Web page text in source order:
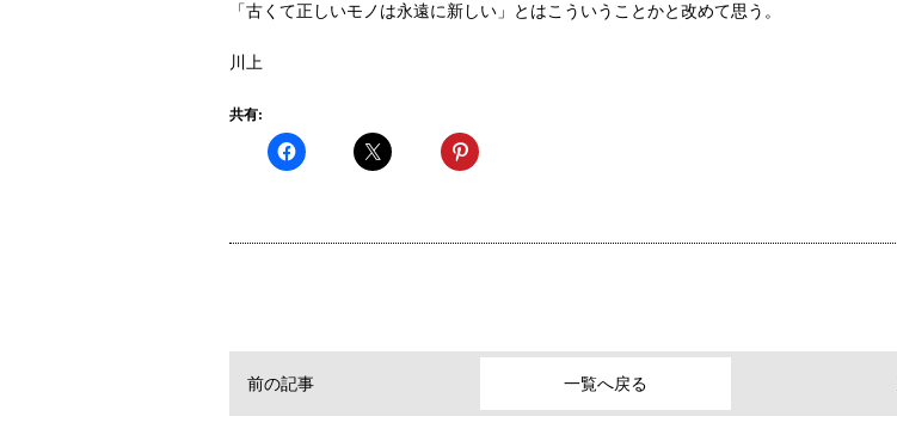
「古くて正しいモノは永遠に新しい」とはこういうことかと改めて思う。
川上
共有:
前の記事 一覧へ戻る